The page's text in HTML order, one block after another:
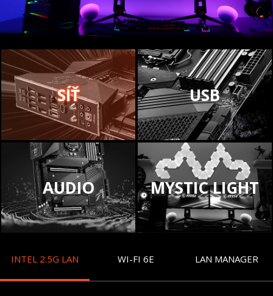
SÍŤ USB
AUDIO MYSTIC LIGHT
INTEL 2.5G LAN WI-FI 6E LAN MANAGER